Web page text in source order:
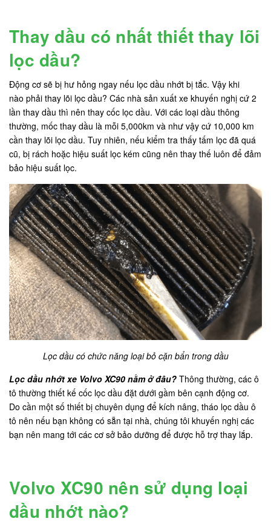
Thay dầu có nhất thiết thay lõi
lọc dầu?
Động cơ sẽ bị hư hỏng ngay nếu lọc dầu nhớt bị tắc. Vậy khi
nào phải thay lõi lọc dầu? Các nhà sản xuất xe khuyến nghị cứ 2
lần thay dầu thì nên thay cốc lọc dầu. Với các loại dầu thông
thường, mốc thay dầu là mỗi 5,000km và như vậy cứ 10,000 km
cần thay lõi lọc dầu. Tuy nhiên, nếu kiểm tra thấy tấm lọc đã quá
cũ, bị rách hoặc hiệu suất lọc kém cũng nên thay thế luôn để đảm
bảo hiệu suất lọc.
Lọc dầu có chức năng loại bỏ cặn bẩn trong dầu
Lọc dầu nhớt xe Volvo XC90 nằm ở đâu? Thông thường, các ô
tô thường thiết kế cốc lọc dầu đặt dưới gầm bên cạnh động cơ.
Do cần một số thiết bị chuyên dụng để kích nâng, tháo lọc dầu ô
tô nên nếu bạn không có sẵn tại nhà, chúng tôi khuyến nghị các
bạn nên mang tới các cơ sở bảo dưỡng để được hỗ trợ thay lắp.
Volvo XC90 nên sử dụng loại
dầu nhớt nào?